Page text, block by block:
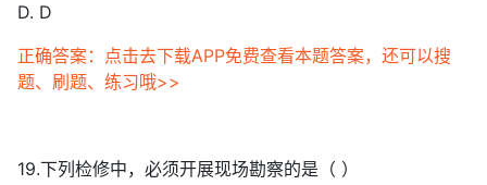
D. D
正确答案：点击去下载APP免费查看本题答案，还可以搜
题、刷题、练习哦>>
19.下列检修中，必须开展现场勘察的是（ ）